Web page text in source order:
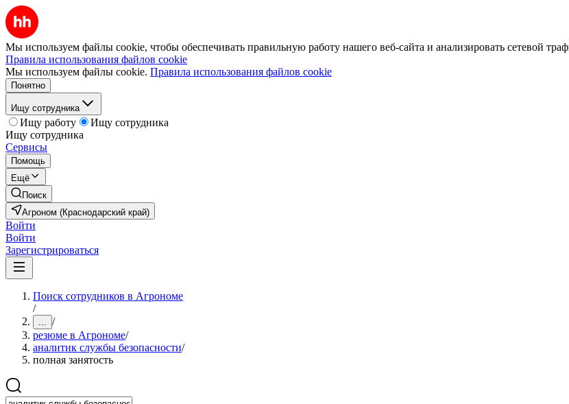
Мы используем файлы cookie, чтобы обеспечивать правильную работу нашего веб-сайта и анализировать сетевой
Правила использования файлов cookie
Мы используем файлы cookie. Правила использования файлов cookie
Понятно
Ищу сотрудника
Ищу работу
Ищу сотрудника
Ищу сотрудника
Сервисы
Помощь
Ещё
Поиск
Агроном (Краснодарский край)
Войти
Войти
Зарегистрироваться
Поиск сотрудников в Агрономе
/
... /
резюме в Агрономе/
аналитик службы безопасности/
полная занятость